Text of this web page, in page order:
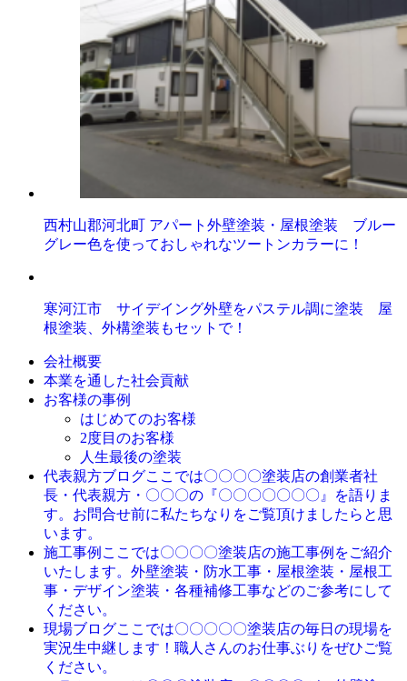
西村山郡河北町 アパート外壁塗装・屋根塗装 ブルー
グレー色を使っておしゃれなツートンカラーに！
寒河江市 サイデイング外壁をパステル調に塗装 屋
根塗装、外構塗装もセットで！
会社概要
本業を通した社会貢献
お客様の事例
はじめてのお客様
2度目のお客様
人生最後の塗装
代表親方ブログここでは〇〇〇〇塗装店の創業者社
長・代表親方・〇〇〇の『〇〇〇〇〇〇〇』を語りま
す。お問合せ前に私たちなりをご覧頂けましたらと思
います。
施工事例 ここでは〇〇〇〇塗装店の施工事例をご紹介
いたします。外壁塗装・防水工事・屋根塗装・屋根工
事・デザイン塗装・各種補修工事などのご参考にして
ください。
現場ブログここでは〇〇〇〇〇塗装店の毎日の現場を
実況生中継します！職人さんのお仕事ぶりをぜひご覧
ください。